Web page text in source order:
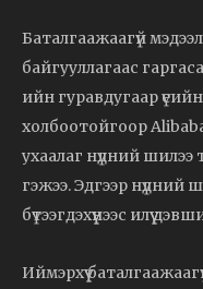
Баталгаажаагүй
байгууллагаас
ийн гуравдугаар
холбоотойгоор
ухаалаг нүдний шилээ
гэжээ. Эдгээр
бүтээгдэхүүнээс илүү
Иймэрхүү